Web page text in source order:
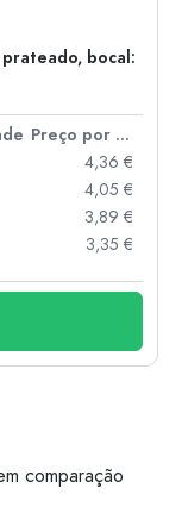
bocal:
Preço por peça
4,36 €
4,05 €
3,89 €
3,35 €
comparação